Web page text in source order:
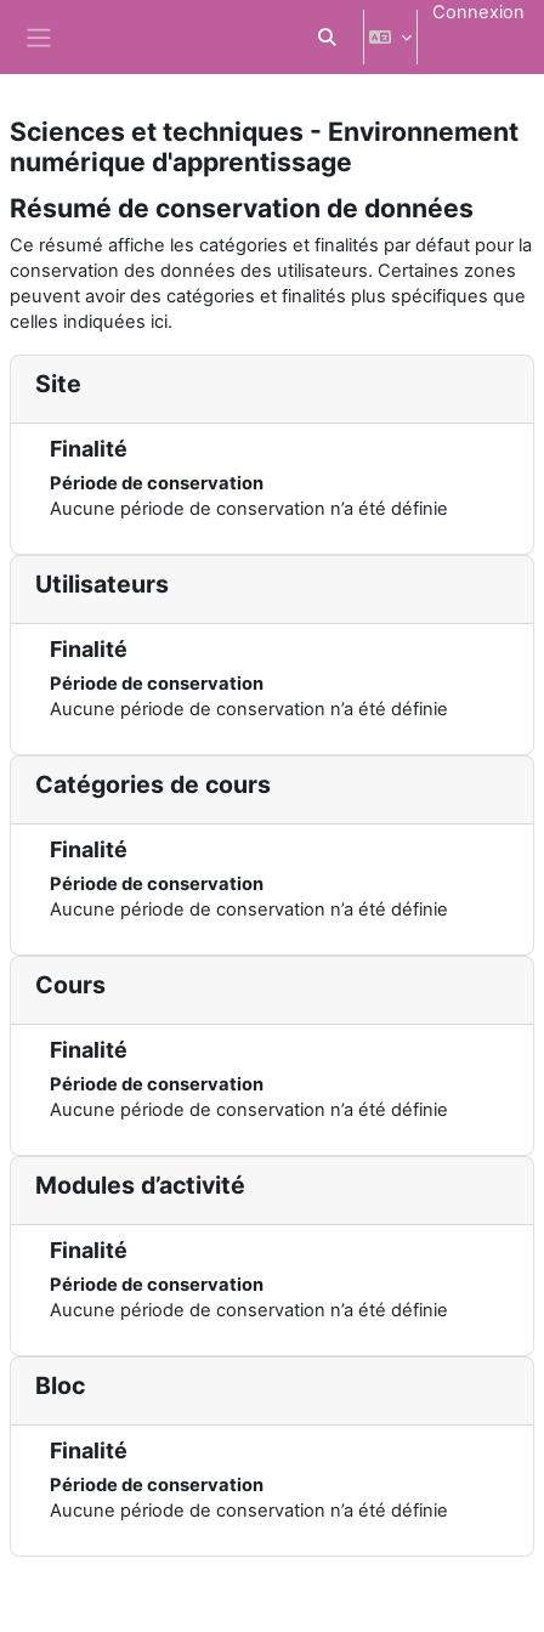
Activer/désactiver la
Connexion
Sciences et techniques - Environnement
numérique d'apprentissage
Résumé de conservation de données
Ce résumé affiche les catégories et finalités par défaut pour la
conservation des données des utilisateurs. Certaines zones
peuvent avoir des catégories et finalités plus spécifiques que
celles indiquées ici.
Site
Finalité
Période de conservation
Aucune période de conservation n’a été définie
Utilisateurs
Finalité
Période de conservation
Aucune période de conservation n’a été définie
Catégories de cours
Finalité
Période de conservation
Aucune période de conservation n’a été définie
Cours
Finalité
Période de conservation
Aucune période de conservation n’a été définie
Modules d’activité
Finalité
Période de conservation
Aucune période de conservation n’a été définie
Bloc
Finalité
Période de conservation
Aucune période de conservation n’a été définie